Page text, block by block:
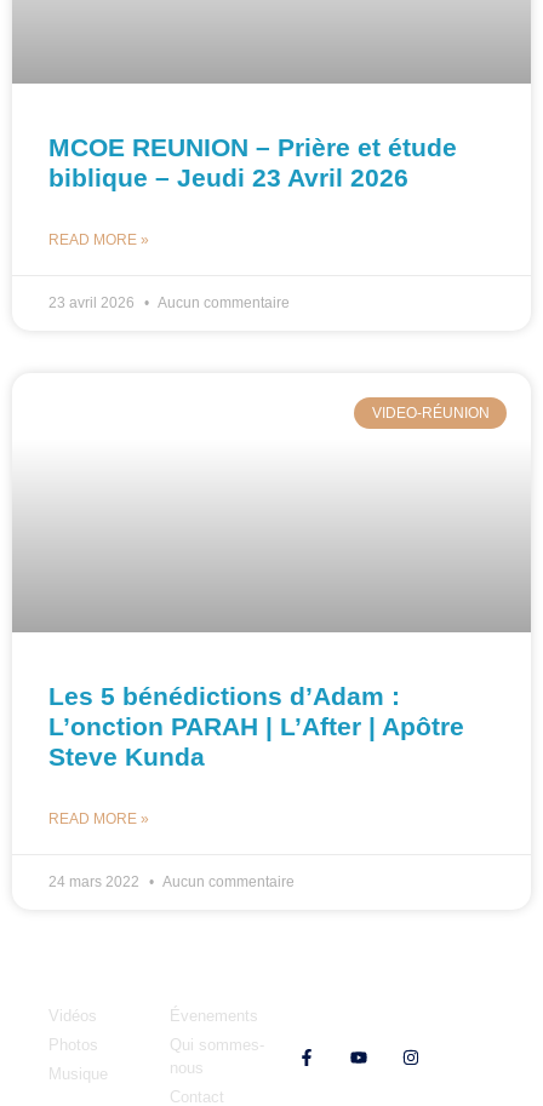
MCOE REUNION – Prière et étude
biblique – Jeudi 23 Avril 2026
READ MORE »
23 avril 2026 Aucun commentaire
VIDEO-RÉUNION
Les 5 bénédictions d’Adam :
L’onction PARAH | L’After | Apôtre
Steve Kunda
READ MORE »
24 mars 2022 Aucun commentaire
Vidéos
Photos
Musique
Évenements
Qui sommes-
nous
Contact